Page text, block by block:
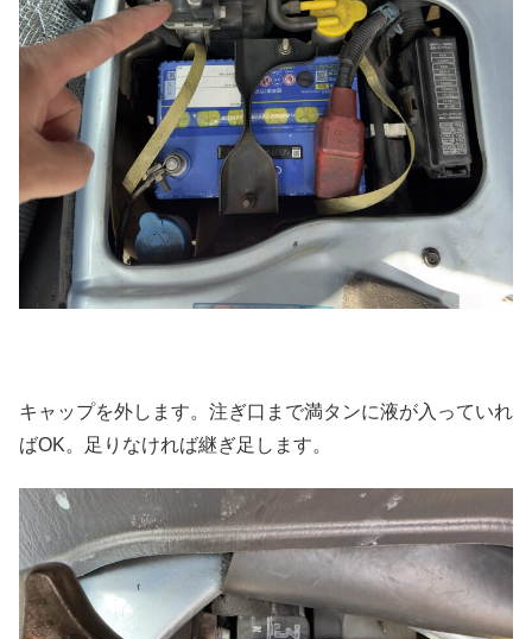
キャップを外します。注ぎ口まで満タンに液が入っていれ
ばOK。足りなければ継ぎ足します。